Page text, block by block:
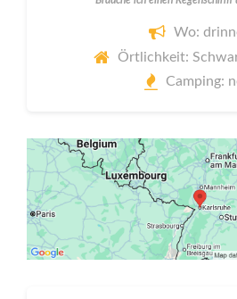
Wo:
Örtlichkeit:
Camping: